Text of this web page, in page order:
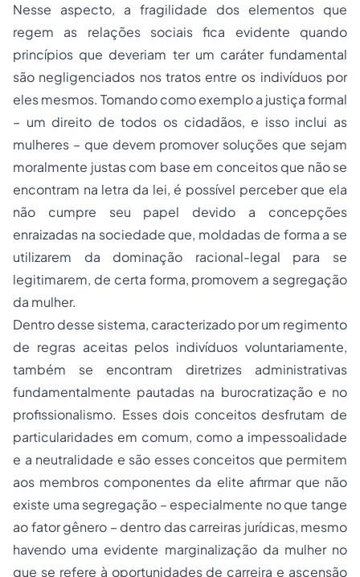
Nesse aspecto, a fragilidade dos elementos que
regem as relações sociais fica evidente quando
princípios que deveriam ter um caráter fundamental
são negligenciados nos tratos entre os indivíduos por
eles mesmos. Tomando como exemplo a justiça formal
– um direito de todos os cidadãos, e isso inclui as
mulheres – que devem promover soluções que sejam
moralmente justas com base em conceitos que não se
encontram na letra da lei, é possível perceber que ela
não cumpre seu papel devido a concepções
enraizadas na sociedade que, moldadas de forma a se
utilizarem da dominação racional-legal para se
legitimarem, de certa forma, promovem a segregação
da mulher.
Dentro desse sistema, caracterizado por um regimento
de regras aceitas pelos indivíduos voluntariamente,
também se encontram diretrizes administrativas
fundamentalmente pautadas na burocratização e no
profissionalismo. Esses dois conceitos desfrutam de
particularidades em comum, como a impessoalidade
e a neutralidade e são esses conceitos que permitem
aos membros componentes da elite afirmar que não
existe uma segregação – especialmente no que tange
ao fator gênero – dentro das carreiras jurídicas, mesmo
havendo uma evidente marginalização da mulher no
que se refere à oportunidades de carreira e ascensão